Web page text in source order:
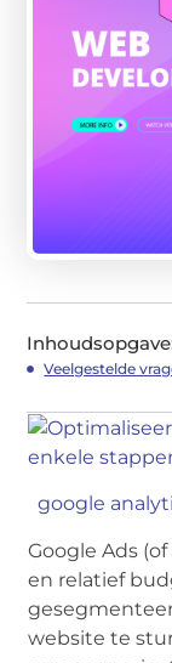
Veelgestelde
google
Google Ads
en relatief
website te